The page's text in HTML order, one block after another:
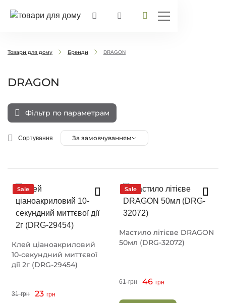
Товари для дому Бренди DRAGON
DRAGON
Фільтр по параметрам
Сортування За замовчуванням
Sale
Клей ціаноакриловий
10-секундний миттєвої
дії 2г (DRG-29454)
31 грн 23 грн
Sale
Мастило літієве DRAGON
50мл (DRG-32072)
61 грн 46 грн